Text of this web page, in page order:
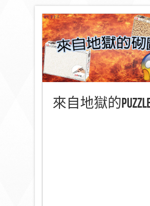
來自地獄的